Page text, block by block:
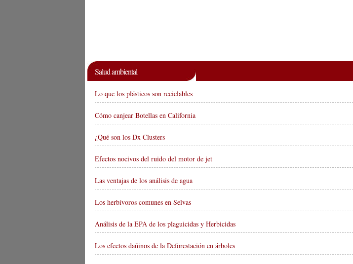
Salud ambiental
Lo que los plásticos son reciclables
Cómo canjear Botellas en California
¿Qué son los Dx Clusters
Efectos nocivos del ruido del motor de jet
Las ventajas de los análisis de agua
Los herbívoros comunes en Selvas
Análisis de la EPA de los plaguicidas y Herbicidas
Los efectos dañinos de la Deforestación en árboles